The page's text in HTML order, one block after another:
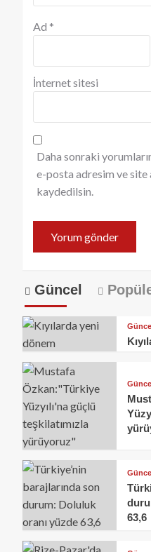
Ad *
İnternet sitesi
Daha sonraki
e-posta adresim ve site
kaydedilsin.
Güncel
63,6